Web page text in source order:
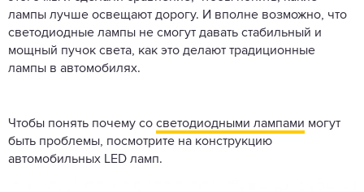
лампы лучше освещают дорогу. И вполне возможно, что
светодиодные лампы не смогут давать стабильный и
мощный пучок света, как это делают традиционные
лампы в автомобилях.
Чтобы понять почему со светодиодными лампами могут
быть проблемы, посмотрите на конструкцию
автомобильных LED ламп.